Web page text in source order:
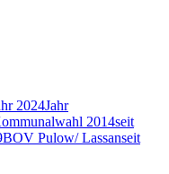
2024Jahr
2014seit
BOV Pulow/ Lassanseit